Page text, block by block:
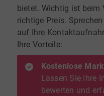
bietet. Wichtig ist beim
richtige Preis.
auf Ihre
Ihre Vorteile:
Kostenlose
Lassen Sie Ihre
bewerten und